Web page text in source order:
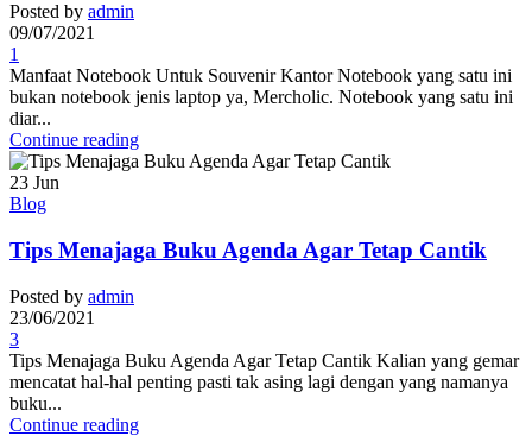
Posted by admin
09/07/2021
1
Manfaat Notebook Untuk Souvenir Kantor Notebook yang satu ini
bukan notebook jenis laptop ya, Mercholic. Notebook yang satu ini
diar...
Continue reading
23 Jun
Blog
Tips Menajaga Buku Agenda Agar Tetap Cantik
Posted by admin
23/06/2021
3
Tips Menajaga Buku Agenda Agar Tetap Cantik Kalian yang gemar
mencatat hal-hal penting pasti tak asing lagi dengan yang namanya
buku...
Continue reading